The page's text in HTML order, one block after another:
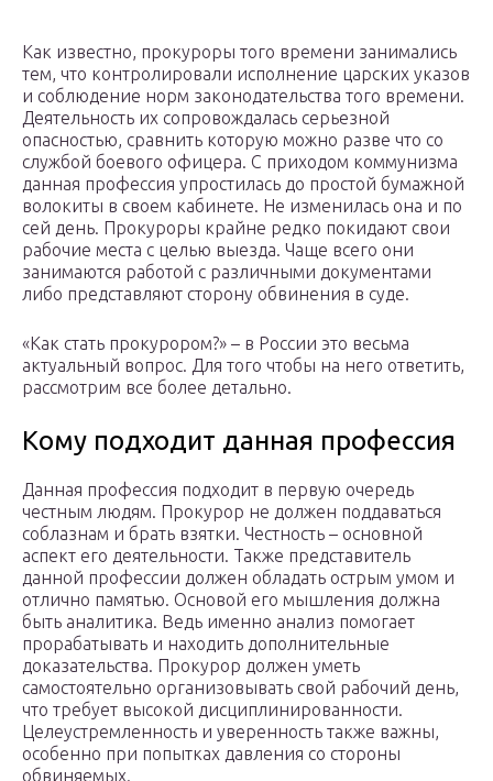
Как известно, прокуроры того времени занимались
тем, что контролировали исполнение царских указов
и соблюдение норм законодательства того времени.
Деятельность их сопровождалась серьезной
опасностью, сравнить которую можно разве что со
службой боевого офицера. С приходом коммунизма
данная профессия упростилась до простой бумажной
волокиты в своем кабинете. Не изменилась она и по
сей день. Прокуроры крайне редко покидают свои
рабочие места с целью выезда. Чаще всего они
занимаются работой с различными документами
либо представляют сторону обвинения в суде.
«Как стать прокурором?» – в России это весьма
актуальный вопрос. Для того чтобы на него ответить,
рассмотрим все более детально.
Кому подходит данная профессия
Данная профессия подходит в первую очередь
честным людям. Прокурор не должен поддаваться
соблазнам и брать взятки. Честность – основной
аспект его деятельности. Также представитель
данной профессии должен обладать острым умом и
отлично памятью. Основой его мышления должна
быть аналитика. Ведь именно анализ помогает
прорабатывать и находить дополнительные
доказательства. Прокурор должен уметь
самостоятельно организовывать свой рабочий день,
что требует высокой дисциплинированности.
Целеустремленность и уверенность также важны,
особенно при попытках давления со стороны
обвиняемых.